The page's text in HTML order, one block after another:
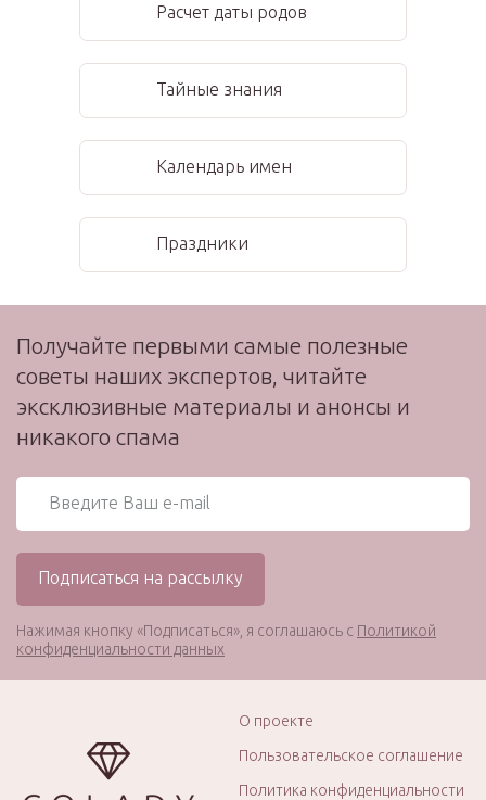
Расчет даты родов
Тайные знания
Календарь имен
Праздники
Получайте первыми самые полезные
советы наших экспертов, читайте
эксклюзивные материалы и анонсы и
никакого спама
Нажимая кнопку «Подписаться», я соглашаюсь с Политикой
конфиденциальности данных
О проекте
Пользовательское соглашение
Политика конфиденциальности